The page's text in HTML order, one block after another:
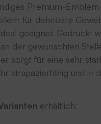
Premium-
für dehnbare
geeignet. Gedruckt
der gewünschten
sorgt für eine sehr
strapazierfähig und in
erhältlich: